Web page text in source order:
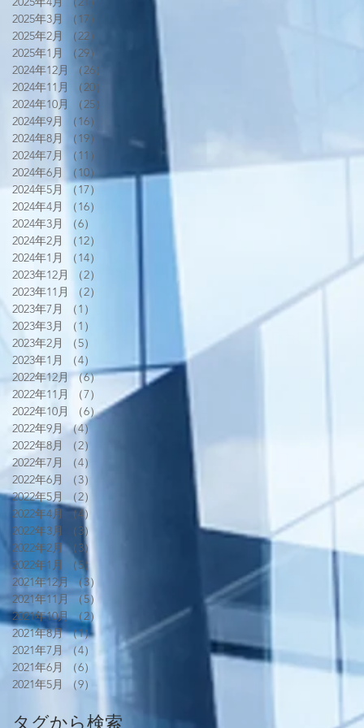
2025年3月
（17）
17件の記事
2025年2月
（22）
22件の記事
2025年1月
（29）
2024年12月
（26）
26件の記事
2024年11月
（20）
2024年10月
（25）
2024年9月
（16）
2024年8月
（19）
19件の記事
2024年7月
（11）
2024年6月
（10）
10件の記事
2024年5月
（17）
2024年4月
（16）
2024年3月
（6）
2024年2月
（12）
2024年1月
（14）
2023年12月
（2）
2023年11月
（2）
2023年7月
（1）
2023年3月
（1）
2023年2月
（5）
2023年1月
（4）
2022年12月 （6）6件の記事
2022年11月
（7）
7件の記事
2022年10月
（6）6件の記事
2022年9月 （4）
2022年8月
（2）
2022年7月
（4）
2022年6月
（3）
2022年5月
（2）
2022年4月
（4）
2022年3月
（3）
2022年2月 （3）
2022年1月
（5）
2021年12月 （3）
2021年11月
（5）
2021年10月 （2）
2021年8月 （1） 1件の記事
2021年7月
（4）
4件の記事
2021年6月
（6）
2021年5月
（9）
タグから検索